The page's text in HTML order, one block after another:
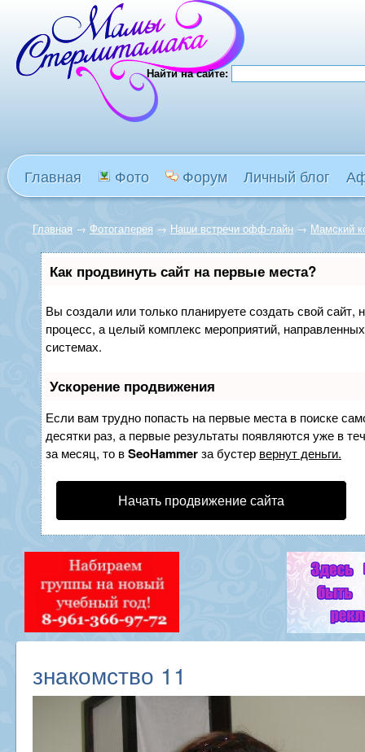
Найти на сайте:
Главная Фото Форум Личный блог
Главная → Фотогалерея → Наши встречи офф-лайн → Мамский
Как продвинуть сайт на первые места?
Вы создали или только планируете создать свой сайт,
процесс, а целый комплекс мероприятий,
системах.
Ускорение продвижения
Если вам трудно попасть на первые места в поиске
десятки раз, а первые результаты появляются уже в
за месяц, то вSeoHammerза бустер вернут деньги.
Начать продвижение сайта
знакомство 11